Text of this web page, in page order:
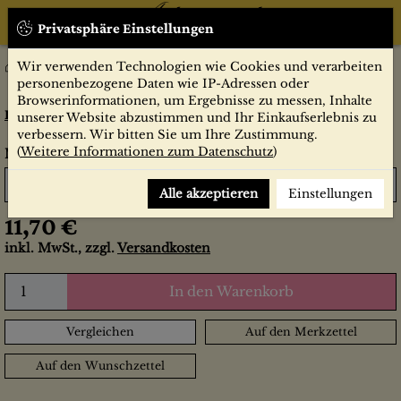
Privatsphäre Einstellungen
Wir verwenden Technologien wie Cookies und verarbeiten
personenbezogene Daten wie IP-Adressen oder
Browserinformationen, um Ergebnisse zu messen, Inhalte
unserer Website abzustimmen und Ihr Einkaufserlebnis zu
verbessern. Wir bitten Sie um Ihre Zustimmung.
(Weitere Informationen zum Datenschutz)
Alle akzeptieren Einstellungen
Nr. 7836 Die fünf Geächteten
Illustrierte film-Bühne, Programmheft, Faltblatt
Nr. 7836 Die fünf Geächteten
● Sofort lieferbar
11,70 €
inkl. MwSt., zzgl. Versandkosten
In den Warenkorb
Vergleichen Auf den Merkzettel
Auf den Wunschzettel